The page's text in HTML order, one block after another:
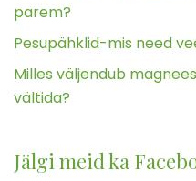
parem?
Pesupähklid-mis need
Milles väljendub
vältida?
Jälgi meid ka